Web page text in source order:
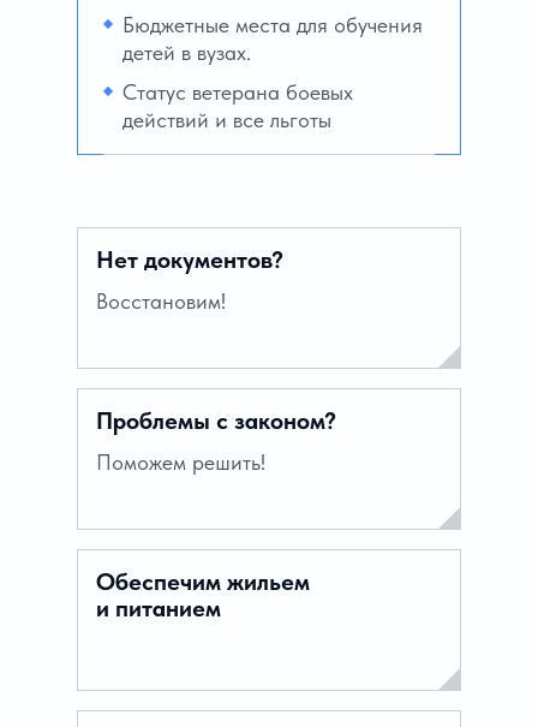
Бюджетные места для обучения
детей в вузах.
Статус ветерана боевых
действий и все льготы
Нет документов?
Проблемы с законом?
Обеспечим жильем
и питанием
Восстановим!
Поможем решить!